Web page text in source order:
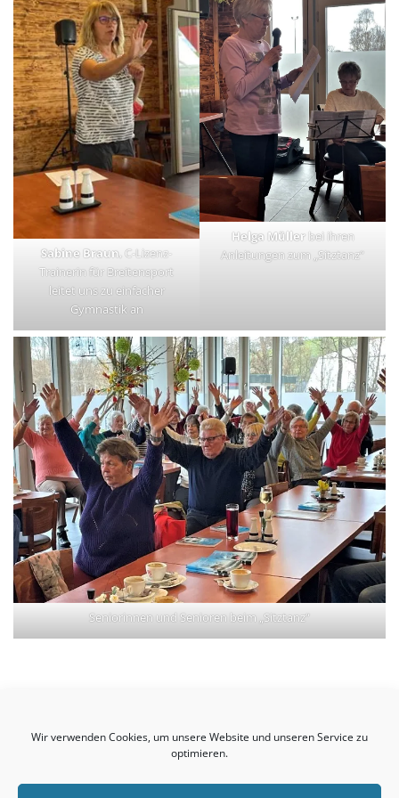
Wir verwenden Cookies, um unsere Website und unseren Service zu
optimieren.
Sabine Braun, C-Lizenz-
Trainerin für Breitensport
leitet uns zu einfacher
Gymnastik an
Helga Müllerbei ihren
Anleitungen zum „Sitztanz“
Seniorinnen und Senioren beim „Sitztanz“
Birkmannsweiler
© 2026 Kultur- & Heimatvereinigung Birkmannsweiler